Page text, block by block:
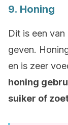
9. Honing
Dit is een
geven.
en is zeer
honing
suiker of